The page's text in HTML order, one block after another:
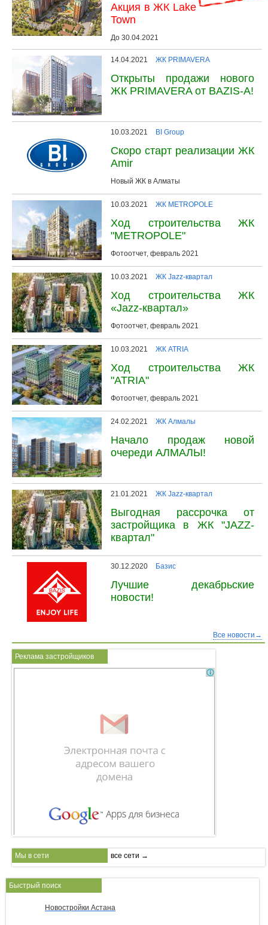
Акция в ЖК Lake
Town
До 30.04.2021
14.04.2021 ЖК PRIMAVERA
Открыты продажи нового
ЖК PRIMAVERA от BAZIS-A!
10.03.2021 BI Group
Скоро старт реализации ЖК
Amir
Новый ЖК в Алматы
10.03.2021 ЖК METROPOLE
Ход строительства ЖК
"METROPOLE"
Фотоотчет, февраль 2021
10.03.2021 ЖК Jazz-квартал
Ход строительства ЖК
«Jazz-квартал»
Фотоотчет, февраль 2021
10.03.2021 ЖК ATRIA
Ход строительства ЖК
"ATRIA"
Фотоотчет, февраль 2021
24.02.2021 ЖК Алмалы
Начало продаж новой
очереди АЛМАЛЫ!
21.01.2021 ЖК Jazz-квартал
Выгодная рассрочка от
застройщика в ЖК "JAZZ-
квартал"
30.12.2020 Базис
Лучшие декабрьские
новости!
Все новости→
Реклама застройщиков
Мы в сети все сети →
Быстрый поиск
Новостройки Астана